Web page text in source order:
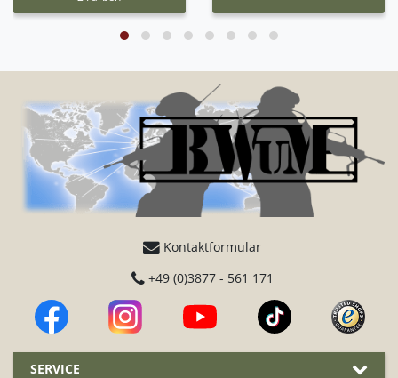
Kontaktformular
+49 (0)3877 - 561 171
SERVICE